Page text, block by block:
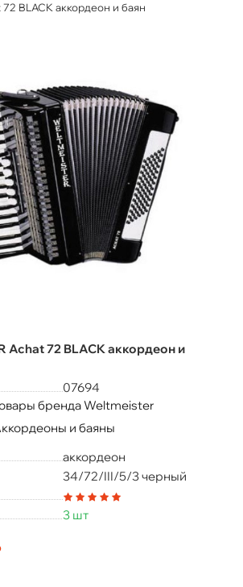
BLACK аккордеон и баян
Achat 72 BLACK аккордеон и
07694
бренда Weltmeister
и баяны
аккордеон
34/72/III/5/3 черный
3 шт